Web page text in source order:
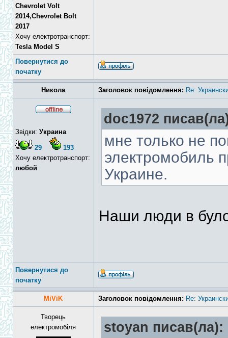
Chevrolet Volt
2014,Chevrolet Bolt
2017
Хочу електротранспорт:
Tesla Model S
Повернутися до
початку
Никола Заголовок повідомлення: Re:
Звідки: Украина
29
193
Хочу електротранспорт:
любой
doc1972
мне только не
электромобиль
Украине.
Наши люди в
Повернутися до
початку
MiViK Заголовок повідомлення: Re:
Творець
електромобіля
stoyan писав(ла):